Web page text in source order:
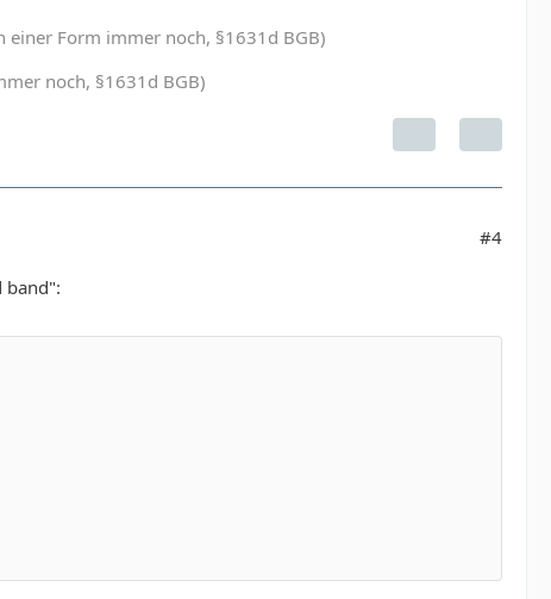
Form immer noch, §1631d BGB)
noch, §1631d BGB)
#4
band":